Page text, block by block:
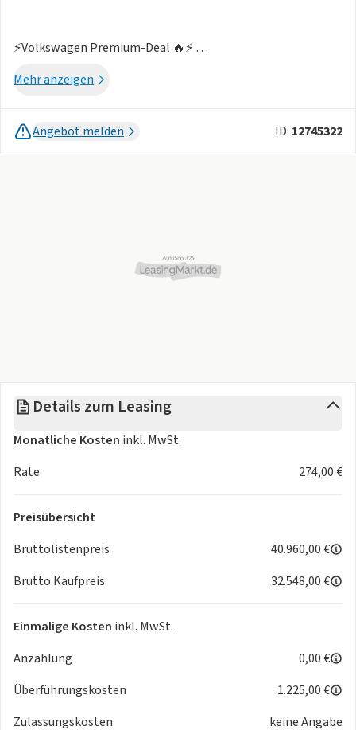
⚡️Volkswagen Premium-Deal 🔥⚡️
🚗Abholung des Fahrzeuges in: Hohenwestedt
🚗Rückgabe des Fahrzeuges in: Hohenwestedt
🔥 Ihre Vorteile auf einen Blick:
Verfügung, um das Angebot auf Ihre Bedürfnisse
abzustimmen. 💬
Nutzen Sie dieses exklusive Leasingangebot🚗💨
📌 Voraussetzung: Positive Bonität, Wohnsitz und
📌EINMALIGE Kosten In Höhe von 🏦 1.225,00€ werden
Nachweis der Zahlungsfähigkeit: Wie bei einem Kredit wird
auch bei einem Leasingvertrag Ihre Bonität geprüft. Im
Mehr anzeigen
Angebot melden ID: 12745322
Details zum Leasing
Monatliche Kosten inkl. MwSt.
Rate
274,00 €
Preisübersicht
Bruttolistenpreis
40.960,00 €
Brutto Kaufpreis
32.548,00 €
Einmalige Kosten inkl. MwSt.
Anzahlung
0,00 €
Überführungskosten
1.225,00 €
Zulassungskosten
keine Angabe